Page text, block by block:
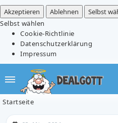
Akzeptieren
Ablehnen Selbst
Selbst wählen
Cookie-Richtlinie
Datenschutzerklärung
Impressum
Startseite